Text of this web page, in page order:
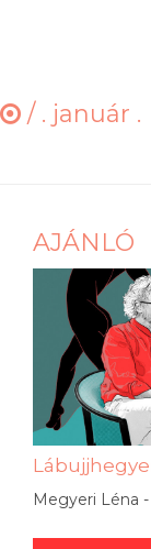
/ . január .
AJÁNLÓ
Megyeri Léna